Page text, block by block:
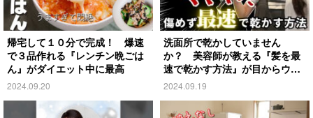
帰宅して１０分で完成！ 爆速
で３品作れる『レンチン晩ごは
ん』がダイエット中に最高
2024.09.20
洗面所で乾かしていません
か？ 美容師が教える『髪を最
速で乾かす方法』が目からウロ
コ
2024.09.19